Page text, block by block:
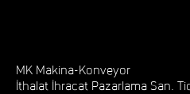
MK Makina-Konveyor
İthalat İhracat Pazarlama San.